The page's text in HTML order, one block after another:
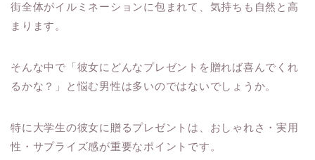
街全体がイルミネーションに包まれて、気持ちも自然と高
まります。
そんな中で「彼女にどんなプレゼントを贈れば喜んでくれ
るかな？」と悩む男性は多いのではないでしょうか。
特に大学生の彼女に贈るプレゼントは、おしゃれさ・実用
性・サプライズ感が重要なポイントです。